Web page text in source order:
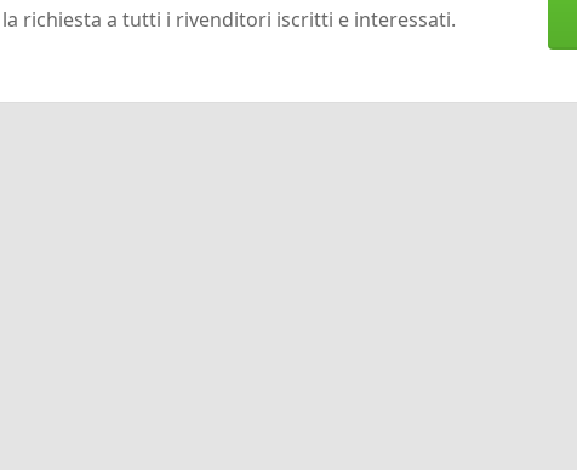
richiesta a tutti i rivenditori iscritti e interessati.